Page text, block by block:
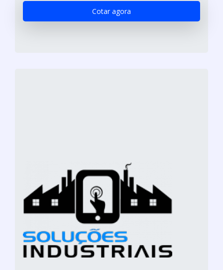
Cotar agora